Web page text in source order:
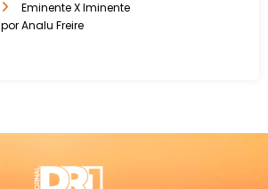
Eminente X Iminente
por Analu Freire